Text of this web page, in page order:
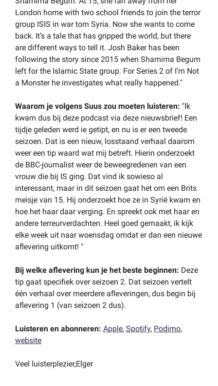
London home with two school friends to join the terror
group ISIS in war torn Syria. Now she wants to come
back. It’s a tale that has gripped the world, but there
are different ways to tell it. Josh Baker has been
following the story since 2015 when Shamima Begum
left for the Islamic State group. For Series 2 of I’m Not
a Monster he investigates what really happened."
Waarom je volgens Suus zou moeten luisteren: "Ik
kwam dus bij deze podcast via deze nieuwsbrief! Een
tijdje geleden werd ie getipt, en nu is er een tweede
seizoen. Dat is een nieuw, losstaand verhaal daarom
weer een tip waard wat mij betreft. Hierin onderzoekt
de BBC-journalist weer de beweegredenen van een
vrouw die bij IS ging. Dat vind ik sowieso al
interessant, maar in dit seizoen gaat het om een Brits
meisje van 15. Hij onderzoekt hoe ze in Syrië kwam en
hoe het haar daar verging. En spreekt ook met haar en
andere terreurverdachten. Heel goed gemaakt, ik kijk
elke week uit naar woensdag omdat er dan een nieuwe
aflevering uitkomt! "
Bij welke aflevering kun je het beste beginnen: Deze
tip gaat specifiek over seizoen 2. Dat seizoen vertelt
één verhaal over meerdere afleveringen, dus begin bij
aflevering 1 (van seizoen 2 dus).
Luisteren en abonneren: Apple, Spotify, Podimo,
website
Veel luisterplezier,Elger